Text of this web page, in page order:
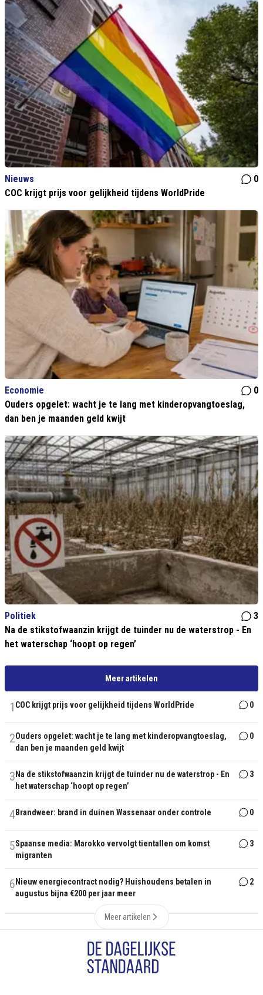
Nieuws
0
COC krijgt prijs voor gelijkheid tijdens WorldPride
Economie
0
Ouders opgelet: wacht je te lang met kinderopvangtoeslag,
dan ben je maanden geld kwijt
Politiek
3
Na de stikstofwaanzin krijgt de tuinder nu de waterstrop - En
het waterschap ‘hoopt op regen’
Meer artikelen
1 COC krijgt prijs voor gelijkheid tijdens WorldPride 0
2Ouders opgelet: wacht je te lang met kinderopvangtoeslag,
dan ben je maanden geld kwijt
0
3 Na de stikstofwaanzin krijgt de tuinder nu de waterstrop - En
het waterschap ‘hoopt op regen’
3
4Brandweer: brand in duinen Wassenaar onder controle 0
5Spaanse media: Marokko vervolgt tientallen om komst
migranten
3
6 Nieuw energiecontract nodig? Huishoudens betalen in
augustus bijna €200 per jaar meer
2
Meer artikelen